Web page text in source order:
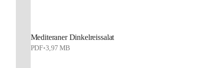
Mediteraner Dinkelreissalat
PDF•3,97 MB